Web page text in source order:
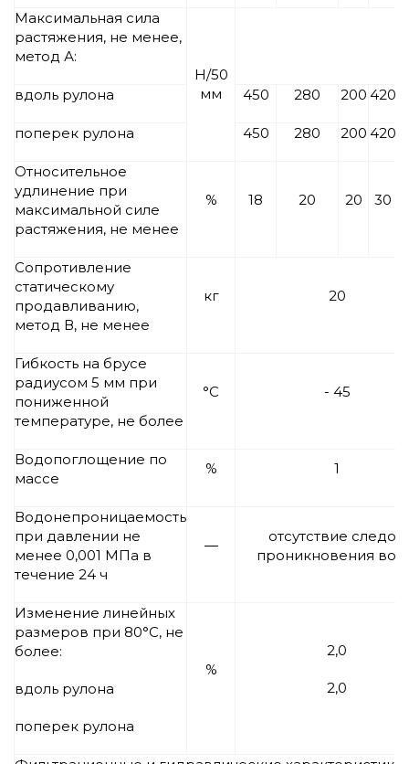
Максимальная сила
растяжения, не менее,
метод А:
Н/50
мм
вдоль рулона 450 280 200 420
поперек рулона 450 280 200 420
Относительное
удлинение при
максимальной силе
растяжения, не менее
% 18 20 20 30
Сопротивление
статическому
продавливанию,
метод В, не менее
кг 20
Гибкость на брусе
радиусом 5 мм при
пониженной
температуре, не более
°С - 45
Водопоглощение по
массе
% 1
Водонепроницаемость
при давлении не
менее 0,001 МПа в
течение 24 ч
―
отсутствие следов
проникновения
Изменение линейных
размеров при 80°С, не
более:
вдоль рулона
поперек рулона
%
2,0
2,0